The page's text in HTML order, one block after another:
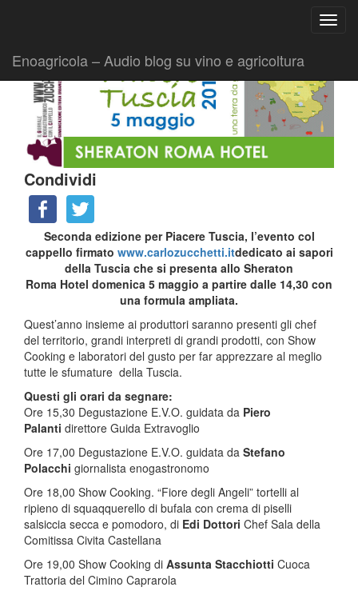
Enoagricola – Audio blog su vino e agricoltura
Condividi
Seconda edizione per Piacere Tuscia, l’evento col
cappello firmato www.carlozucchetti.itdedicato ai sapori
della Tuscia che si presenta allo Sheraton
Roma Hotel domenica 5 maggio a partire dalle 14,30 con
una formula ampliata.
Quest’anno insieme ai produttori saranno presenti gli chef
del territorio, grandi interpreti di grandi prodotti, con Show
Cooking e laboratori del gusto per far apprezzare al meglio
tutte le sfumature della Tuscia.
Questi gli orari da segnare:
Ore 15,30 Degustazione E.V.O. guidata da Piero
Palanti direttore Guida Extravoglio
Ore 17,00 Degustazione E.V.O. guidata da Stefano
Polacchi giornalista enogastronomo
Ore 18,00 Show Cooking. “Fiore degli Angeli” tortelli al
ripieno di squaqquerello di bufala con crema di piselli
salsiccia secca e pomodoro, di Edi Dottori Chef Sala della
Comitissa Civita Castellana
Ore 19,00 Show Cooking di Assunta Stacchiotti Cuoca
Trattoria del Cimino Caprarola